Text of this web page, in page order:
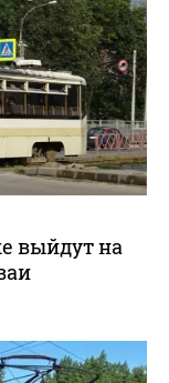
выйдут на